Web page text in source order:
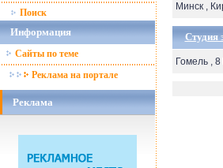
Поиск
Информация
Сайты по теме
Реклама на портале
Реклама
Минск ,
Студия
Гомель ,